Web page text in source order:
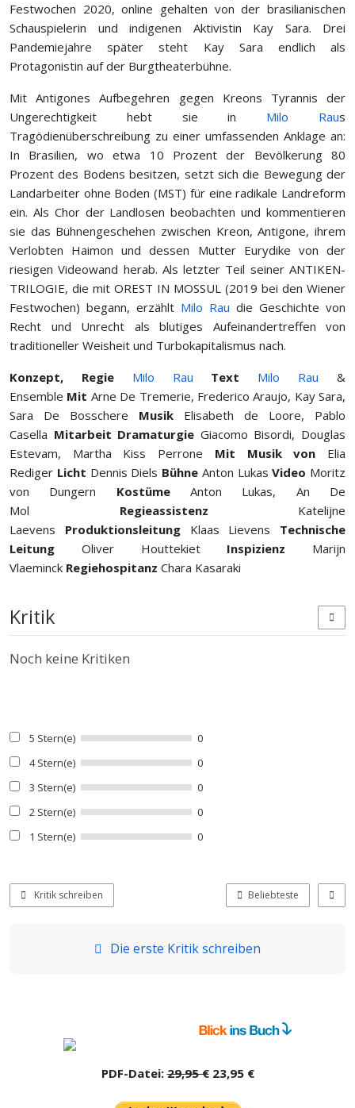
Festwochen 2020, online gehalten von der brasilianischen
Schauspielerin und indigenen Aktivistin Kay Sara. Drei
Pandemiejahre später steht Kay Sara endlich als
Protagonistin auf der Burgtheaterbühne.
Mit Antigones Aufbegehren gegen Kreons Tyrannis der
Ungerechtigkeit hebt sie in Milo Raus
Tragödienüberschreibung zu einer umfassenden Anklage an:
In Brasilien, wo etwa 10 Prozent der Bevölkerung 80
Prozent des Bodens besitzen, setzt sich die Bewegung der
Landarbeiter ohne Boden (MST) für eine radikale Landreform
ein. Als Chor der Landlosen beobachten und kommentieren
sie das Bühnengeschehen zwischen Kreon, Antigone, ihrem
Verlobten Haimon und dessen Mutter Eurydike von der
riesigen Videowand herab. Als letzter Teil seiner ANTIKEN­
TRILOGIE, die mit OREST IN MOSSUL (2019 bei den Wiener
Festwochen) begann, erzählt Milo Rau die Geschichte von
Recht und Unrecht als blutiges Aufeinandertreffen von
traditioneller Weisheit und Turbokapitalismus nach.
Konzept, Regie
Milo Rau Text Milo Rau &
Ensemble Mit Arne De Tremerie, Frederico Araujo, Kay Sara,
Sara De Bosschere Musik Elisabeth de Loore, Pablo
Casella Mitarbeit Dramaturgie Giacomo Bisordi, Douglas
Estevam, Martha Kiss Perrone Mit Musik von Elia
Rediger Licht Dennis Diels Bühne Anton LukasVideo Moritz
von Dungern KostümeAnton Lukas, An De
Mol Regieassistenz Katelijne
Laevens Produktionsleitung Klaas Lievens Technische
Leitung Oliver Houttekiet Inspizienz Marijn
Vlaeminck Regiehospitanz Chara Kasaraki
Kritik
Noch keine Kritiken
5 Stern(e)
0
4 Stern(e)
0
3 Stern(e)
0
2 Stern(e)
0
1 Stern(e)
0
Kritik schreiben Beliebteste
Die erste Kritik schreiben
PDF-Datei:29,95 €23,95 €